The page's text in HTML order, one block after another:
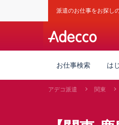
派遣のお仕事をお探し
お仕事検索 は
アデコ派遣 関東